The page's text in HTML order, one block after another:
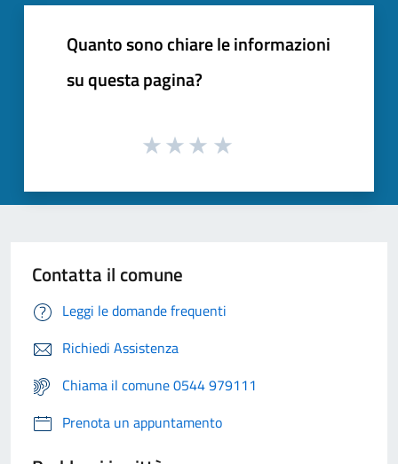
Quanto sono chiare le informazioni
su questa pagina?
Contatta il comune
Leggi le domande frequenti
Richiedi Assistenza
Chiama il comune 0544 979111
Prenota un appuntamento